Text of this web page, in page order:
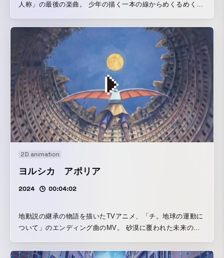
人称」の最後の楽曲。 少年の描く一本の線からめくるめく幻
2D animation
ヨルシカ アポリア
2024 00:04:02
地動説の継承の物語を描いたTVアニメ、「チ。地球の運動に
ついて」のエンディング曲のMV。 砂漠に覆われた未来の世
夜、二つの月を発見する。それに向かってグライダーで飛び